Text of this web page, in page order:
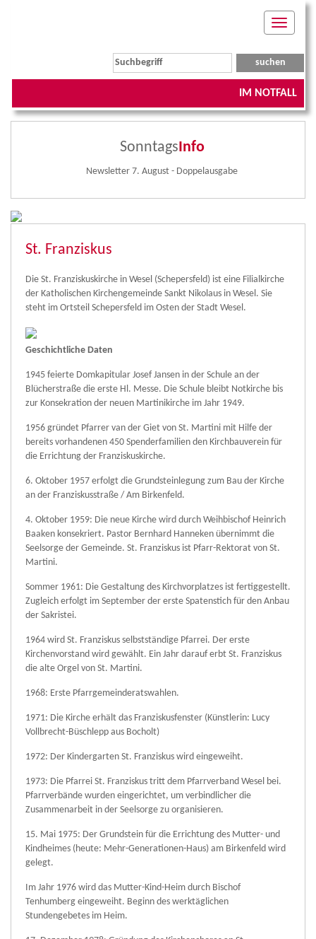
Toggle
IM NOTFALL
SonntagsInfo
Newsletter 7. August - Doppelausgabe
St. Franziskus
Die St. Franziskuskirche in Wesel (Schepersfeld) ist eine Filialkirche
der Katholischen Kirchengemeinde Sankt Nikolaus in Wesel. Sie
steht im Ortsteil Schepersfeld im Osten der Stadt Wesel.
Geschichtliche Daten
1945 feierte Domkapitular Josef Jansen in der Schule an der
Blücherstraße die erste Hl. Messe. Die Schule bleibt Notkirche bis
zur Konsekration der neuen Martinikirche im Jahr 1949.
1956 gründet Pfarrer van der Giet von St. Martini mit Hilfe der
bereits vorhandenen 450 Spenderfamilien den Kirchbauverein für
die Errichtung der Franziskuskirche.
6. Oktober 1957 erfolgt die Grundsteinlegung zum Bau der Kirche
an der Franziskusstraße / Am Birkenfeld.
4. Oktober 1959: Die neue Kirche wird durch Weihbischof Heinrich
Baaken konsekriert. Pastor Bernhard Hanneken übernimmt die
Seelsorge der Gemeinde. St. Franziskus ist Pfarr-Rektorat von St.
Martini.
Sommer 1961: Die Gestaltung des Kirchvorplatzes ist fertiggestellt.
Zugleich erfolgt im September der erste Spatenstich für den Anbau
der Sakristei.
1964 wird St. Franziskus selbstständige Pfarrei. Der erste
Kirchenvorstand wird gewählt. Ein Jahr darauf erbt St. Franziskus
die alte Orgel von St. Martini.
1968: Erste Pfarrgemeinderatswahlen.
1971: Die Kirche erhält das Franziskusfenster (Künstlerin: Lucy
Vollbrecht-Büschlepp aus Bocholt)
1972: Der Kindergarten St. Franziskus wird eingeweiht.
1973: Die Pfarrei St. Franziskus tritt dem Pfarrverband Wesel bei.
Pfarrverbände wurden eingerichtet, um verbindlicher die
Zusammenarbeit in der Seelsorge zu organisieren.
15. Mai 1975: Der Grundstein für die Errichtung des Mutter- und
Kindheimes (heute: Mehr-Generationen-Haus) am Birkenfeld wird
gelegt.
Im Jahr 1976 wird das Mutter-Kind-Heim durch Bischof
Tenhumberg eingeweiht. Beginn des werktäglichen
Stundengebetes im Heim.